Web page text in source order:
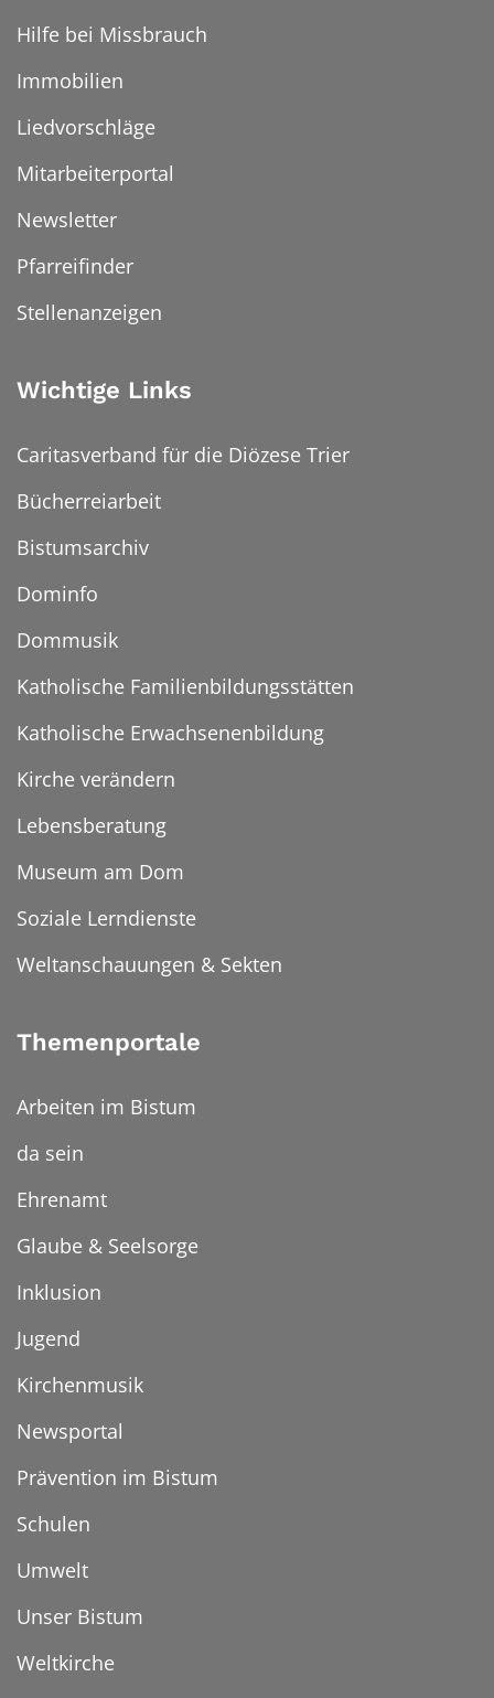
Hilfe bei Missbrauch
Immobilien
Liedvorschläge
Mitarbeiterportal
Newsletter
Pfarreifinder
Stellenanzeigen
Wichtige Links
Caritasverband für die Diözese Trier
Bücherreiarbeit
Bistumsarchiv
Dominfo
Dommusik
Katholische Familienbildungsstätten
Katholische Erwachsenenbildung
Kirche verändern
Lebensberatung
Museum am Dom
Soziale Lerndienste
Weltanschauungen & Sekten
Themenportale
Arbeiten im Bistum
da sein
Ehrenamt
Glaube & Seelsorge
Inklusion
Jugend
Kirchenmusik
Newsportal
Prävention im Bistum
Schulen
Umwelt
Unser Bistum
Weltkirche